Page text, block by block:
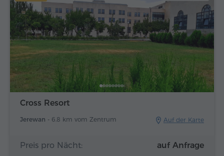
Cross Resort
Jerewan - 6.8 km vom Zentrum Auf der Karte
Preis pro Nächt: auf Anfrage